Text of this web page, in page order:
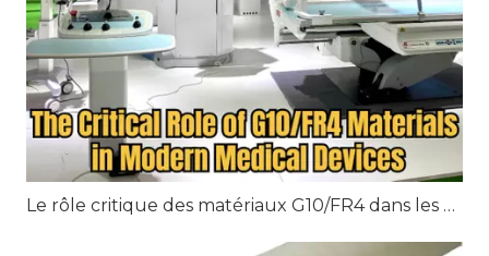
Le rôle critique des matériaux G10/FR4 dans les dispositifs médicaux modernes